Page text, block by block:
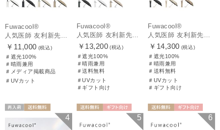
Fuwacool®
人気医師 友利新先生がほんきで作った”絶対に忘れない誰でも日傘”ワンタッチ開閉日傘【晴雨兼用折りたたみ日傘】フワクール® (Fuwacool®) 雨の日OK 軽量 遮光100% UV100％
￥11,000 (税込)
＃遮光100%
＃晴雨兼用
＃メディア掲載商品
＃UVカット
Fuwacool®
人気医師 友利新先生がほんきで作った”絶対に忘れない誰でも日傘” 50【晴雨兼用折りたたみ日傘】フワクール® (Fuwacool®) 雨の日OK 軽量 遮光100% UV100%
￥13,200 (税込)
＃遮光100%
＃晴雨兼用
＃送料無料
＃UVカット
＃ギフト向け
Fuwacool®
人気医師 友利新先生がほんきで作った”絶対に忘れない誰でも日傘” エレガント派のバンブーフリル【晴雨兼用日傘】フワクール® (Fuwacool®) 雨の日OK 軽量 遮光100% UV100％
￥14,300 (税込)
＃遮光100%
＃晴雨兼用
＃送料無料
＃UVカット
＃ギフト向け
4
ギフト向け
WOMEN
5
ギフト向け
WOMEN
6